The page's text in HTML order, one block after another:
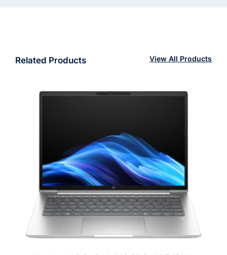
Related Products View All Products